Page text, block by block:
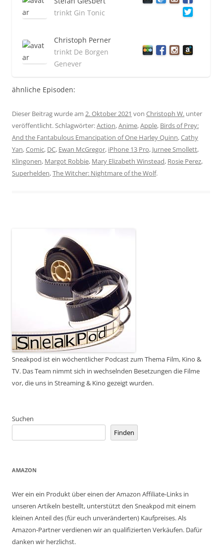
trinkt Gin Tonic
Christoph Perner
trinkt De Borgen
Genever
ähnliche Episoden:
Dieser Beitrag wurde am 2. Oktober 2021 von Christoph W. unter
veröffentlicht. Schlagwörter:Action,Anime,Apple, Birds of Prey:
And the Fantabulous Emancipation of One Harley Quinn,Cathy
Yan,Comic, DC, Ewan McGregor, iPhone 13 Pro, Jurnee Smollett,
Klingonen, Margot Robbie, Mary Elizabeth Winstead, Rosie Perez,
Superhelden,The Witcher: Nightmare of the Wolf.
Sneakpod ist ein wöchentlicher Podcast zum Thema Film, Kino &
TV. Das Team nimmt sich in wechselnden Besetzungen die Filme
vor, die uns in Streaming & Kino gezeigt wurden.
Suchen
Finden
AMAZON
Wer ein ein Produkt über einen der Amazon Affiliate-Links in
unseren Artikeln bestellt, unterstützt den Sneakpod mit einem
kleinen Anteil des (für euch unveränderten) Kaufpreises. Als
Amazon-Partner verdienen wir an qualifizierten Verkäufen. Dafür
danken wir herzlichst.